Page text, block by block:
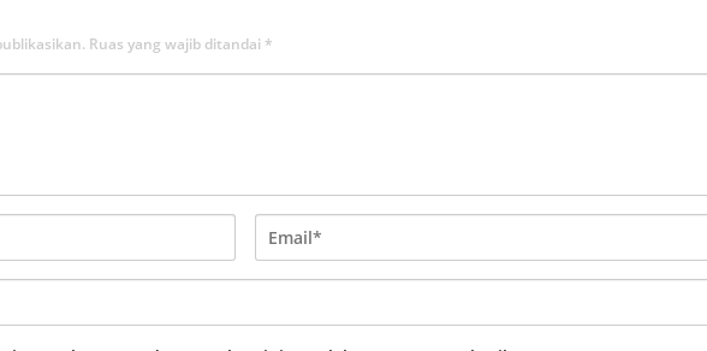
Ruas yang wajib ditandai *